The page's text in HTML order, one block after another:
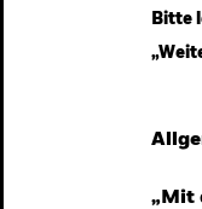
Bitte
„Mit